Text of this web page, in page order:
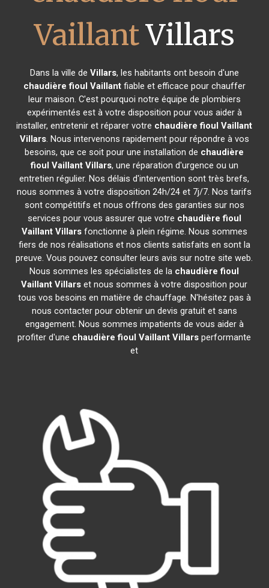
VaillantVillars
Dans la ville de Villars, les habitants ont besoin d'une
chaudière fioul Vaillantfiable et efficace pour chauffer
leur maison. C'est pourquoi notre équipe de plombiers
expérimentés est à votre disposition pour vous aider à
installer, entretenir et réparer votre chaudière fioul Vaillant
Villars. Nous intervenons rapidement pour répondre à vos
besoins, que ce soit pour une installation de chaudière
fioul Vaillant Villars, une réparation d'urgence ou un
entretien régulier. Nos délais d'intervention sont très brefs,
nous sommes à votre disposition 24h/24 et 7j/7. Nos tarifs
sont compétitifs et nous offrons des garanties sur nos
services pour vous assurer que votre chaudière fioul
Vaillant Villarsfonctionne à plein régime. Nous sommes
fiers de nos réalisations et nos clients satisfaits en sont la
preuve. Vous pouvez consulter leurs avis sur notre site web.
Nous sommes les spécialistes de la chaudière fioul
Vaillant Villars et nous sommes à votre disposition pour
tous vos besoins en matière de chauffage. N'hésitez pas à
nous contacter pour obtenir un devis gratuit et sans
engagement. Nous sommes impatients de vous aider à
profiter d'une chaudière fioul Vaillant Villars performante
et